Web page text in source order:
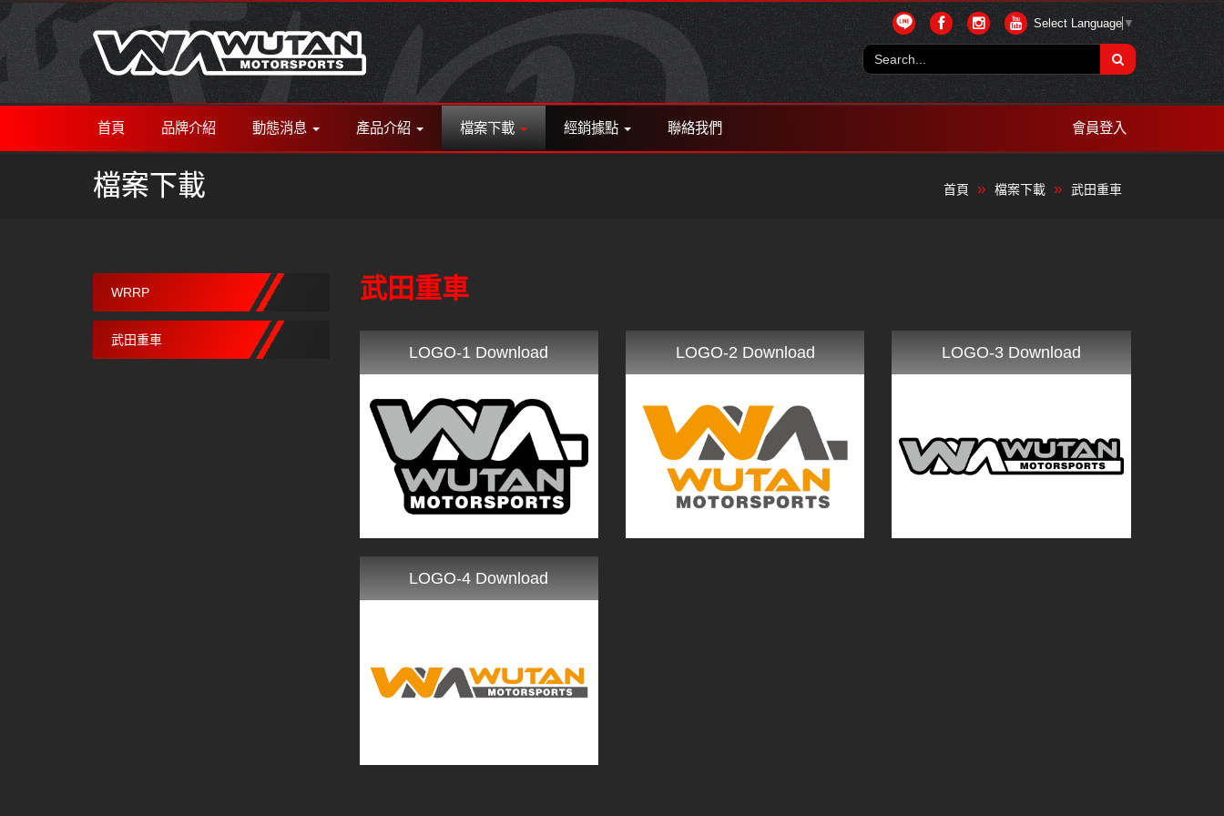
Select Language ▼
首頁 品牌介紹 動態消息 產品介紹 檔案下載 經銷據點 聯絡我們 會員登入
檔案下載 首頁 檔案下載 武田重車
WRRP
武田重車
武田重車
LOGO-1 Download LOGO-2 Download LOGO-3 Download
LOGO-4 Download